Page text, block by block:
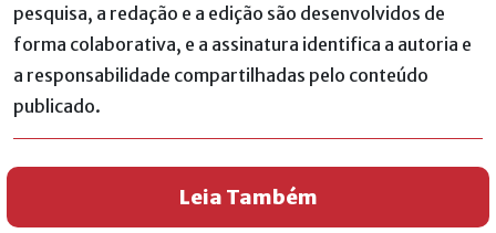
pesquisa, a redação e a edição são desenvolvidos de
forma colaborativa, e a assinatura identifica a autoria e
a responsabilidade compartilhadas pelo conteúdo
publicado.
Leia Também